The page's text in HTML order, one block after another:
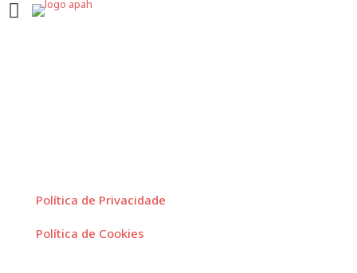
Política de Privacidade
Política de Cookies